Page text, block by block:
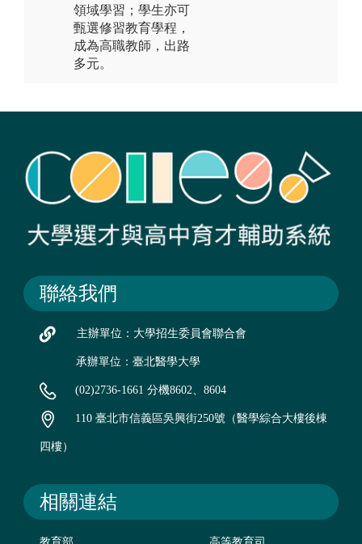
領域學習；學生亦可
甄選修習教育學程，
成為高職教師，出路
多元。
聯絡我們
主辦單位：大學招生委員會聯合會
承辦單位：臺北醫學大學
(02)2736-1661 分機8602、8604
110 臺北市信義區吳興街250號（醫學綜合大樓後棟
四樓）
相關連結